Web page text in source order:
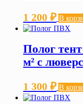
1 200 ₽ В
Полог
м² с
1 300 ₽ В